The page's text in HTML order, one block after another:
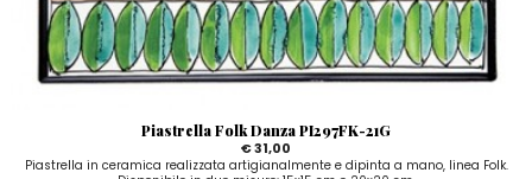
Piastrella Folk Danza PI297FK-21G
€ 31,00
Piastrella in ceramica realizzata artigianalmente e dipinta a mano, linea Folk.